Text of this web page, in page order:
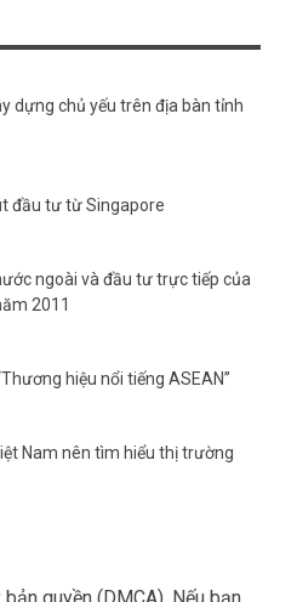
dựng chủ yếu trên địa bàn tỉnh
đầu tư từ Singapore
ngoài và đầu tư trực tiếp của
2011
hiệu nổi tiếng ASEAN”
Nam nên tìm hiểu thị trường